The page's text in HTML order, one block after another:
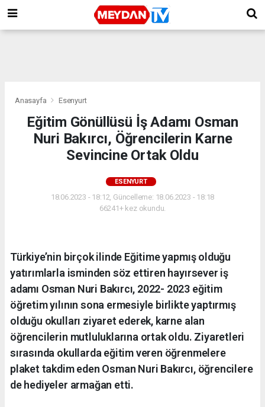
Anasayfa Esenyurt
Eğitim Gönüllüsü İş Adamı Osman
Nuri Bakırcı, Öğrencilerin Karne
Sevincine Ortak Oldu
ESENYURT
18.06.2023 - 18:12, Güncelleme: 18.06.2023 - 18:18
66241+ kez okundu.
Türkiye’nin birçok ilinde Eğitime yapmış olduğu
yatırımlarla isminden söz ettiren hayırsever iş
adamı Osman Nuri Bakırcı, 2022- 2023 eğitim
öğretim yılının sona ermesiyle birlikte yaptırmış
olduğu okulları ziyaret ederek, karne alan
öğrencilerin mutluluklarına ortak oldu. Ziyaretleri
sırasında okullarda eğitim veren öğrenmelere
plaket takdim eden Osman Nuri Bakırcı, öğrencilere
de hediyeler armağan etti.